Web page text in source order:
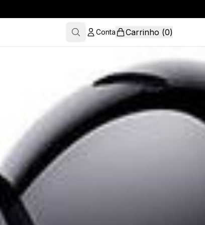
Conta Carrinho (0)